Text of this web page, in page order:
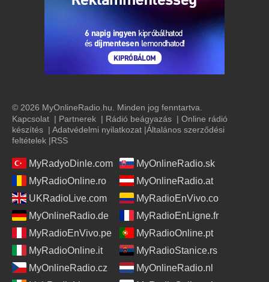
© 2026 MyOnlineRadio.hu. Minden jog fenntartva.
Kapcsolat | Partnerek | Rádió beágyazás | Online rádió
készítés | Adatvédelmi nyilatkozat |Általános szerződési
feltételek |RSS
MyRadyoDinle.com
MyOnlineRadio.sk
MyRadioOnline.ro
MyOnlineRadio.at
UKRadioLive.com
MyRadioEnVivo.co
MyOnlineRadio.de
MyRadioEnLigne.fr
MyRadioEnVivo.pe
MyRadioOnline.pt
MyRadioOnline.it
MyRadioStanice.rs
MyOnlineRadio.cz
MyOnlineRadio.nl